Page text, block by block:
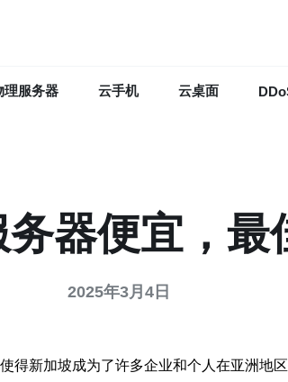
理服务器 云手机 云桌面
器便宜，最
2025年3月4日
得新加坡成为了许多企业和个人在亚洲地